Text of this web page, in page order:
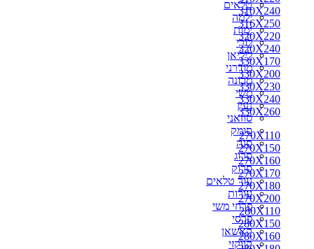
טלאים
ילמה
ימות
לורי
ליליאן
מודרני
מכונה
משי
נעין
סוזאני
סומק
סנה
סרוג
סרוק
עור טלאים
עורות
פרחי משי
פרסי
קאשאן
קווקזי
310X240
316X250
320X220
320X240
330X170
330X200
330X230
330X240
330X260
270X110
270X150
270X160
270X170
270X180
270X200
280X110
280X150
280X160